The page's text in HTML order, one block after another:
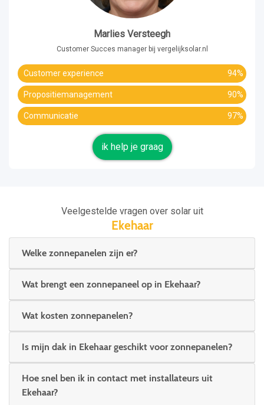
Marlies Versteegh
Customer Succes manager bij vergelijksolar.nl
Customer experience 94%
Propositiemanagement 90%
Communicatie 97%
ik help je graag
Veelgestelde vragen over solar uit
Ekehaar
Welke zonnepanelen zijn er?
Wat brengt een zonnepaneel op in Ekehaar?
Wat kosten zonnepanelen?
Is mijn dak in Ekehaar geschikt voor zonnepanelen?
Hoe snel ben ik in contact met installateurs uit
Ekehaar?